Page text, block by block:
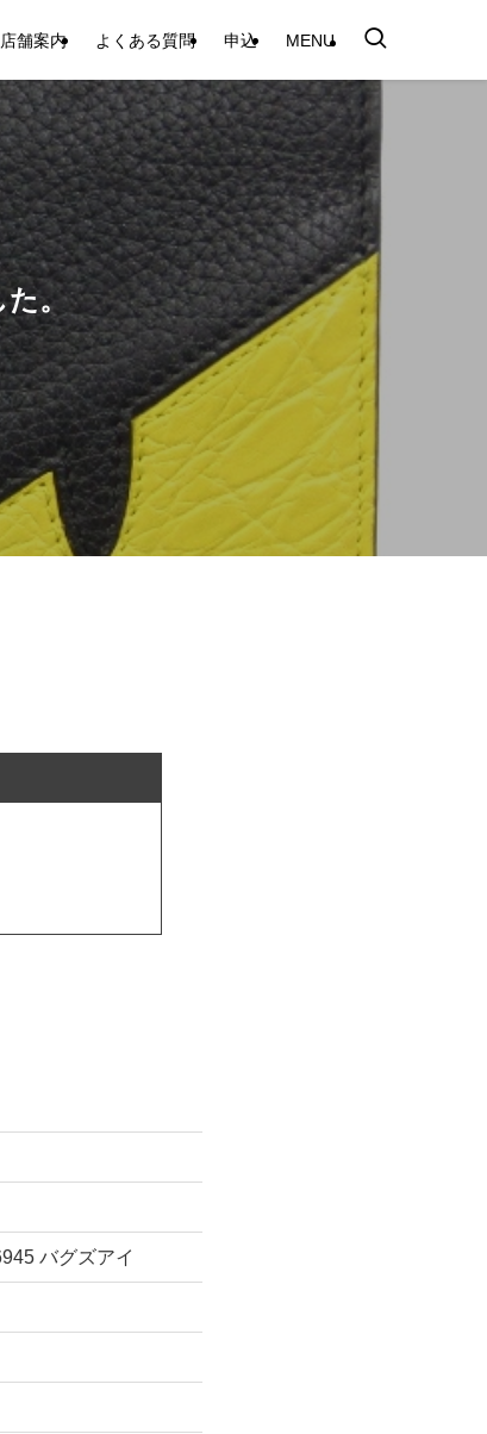
店舗案内 よくある質問 申込 MENU
た。
バグズアイ